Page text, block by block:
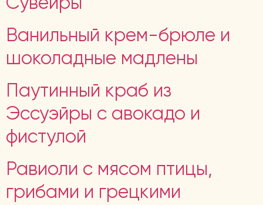
Ванильный крем-брюле и
шоколадные мадлены
Паутинный краб из
Эссуэйры с авокадо и
фистулой
Равиоли с мясом птицы,
грибами и грецкими